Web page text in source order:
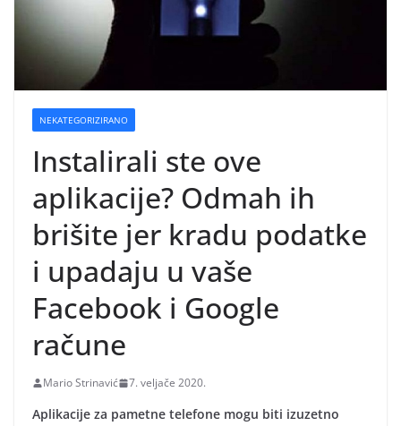
NEKATEGORIZIRANO
Instalirali ste ove
aplikacije? Odmah ih
brišite jer kradu podatke
i upadaju u vaše
Facebook i Google
račune
Mario Strinavić 7. veljače 2020.
Aplikacije za pametne telefone mogu biti izuzetno